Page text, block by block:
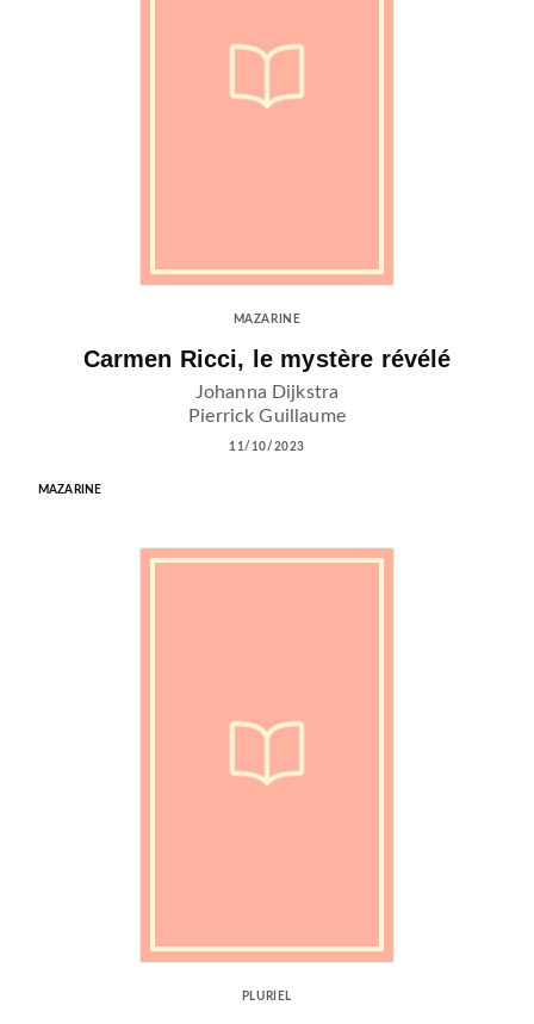
MAZARINE
Carmen Ricci, le mystère révélé
Johanna Dijkstra
Pierrick Guillaume
11/10/2023
MAZARINE
PLURIEL